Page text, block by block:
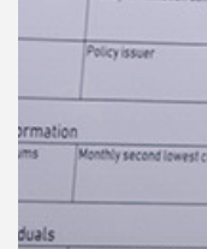
และ
กิจกรรม
เกี่ยว
กับ